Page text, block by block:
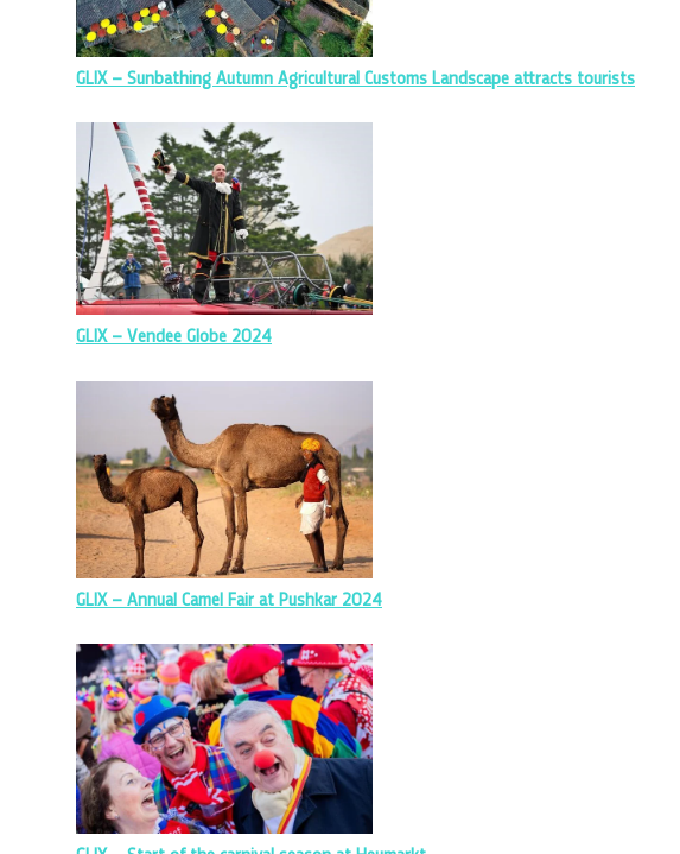
GLIX – Sunbathing Autumn Agricultural Customs Landscape attracts tourists
GLIX – Vendee Globe 2024
GLIX – Annual Camel Fair at Pushkar 2024